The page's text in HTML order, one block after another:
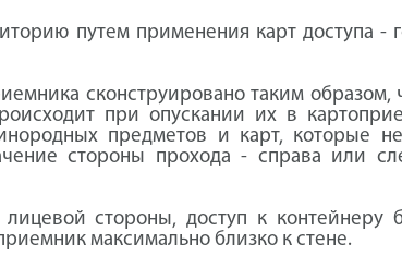
путем применения карт доступа -
сконструировано таким образом,
при опускании их в
предметов и карт, которые
стороны прохода - справа или
стороны, доступ к контейнеру
максимально близко к стене.